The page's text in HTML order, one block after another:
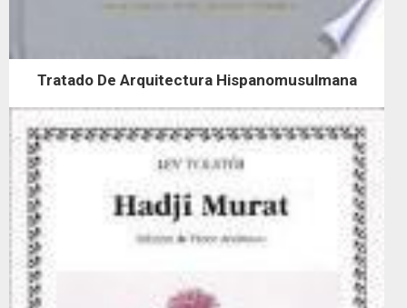
Tratado De Arquitectura Hispanomusulmana